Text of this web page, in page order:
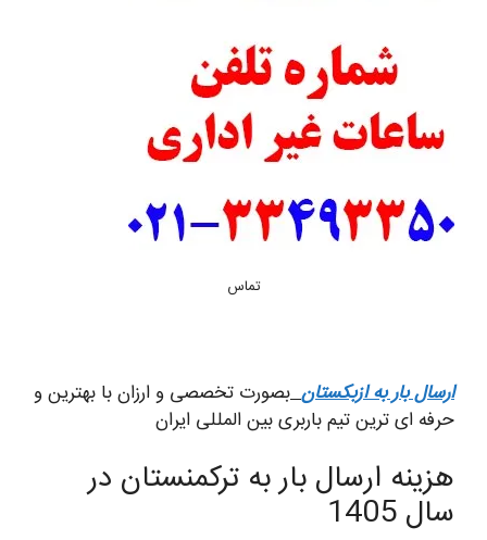
تماس
ارسال بار به ازبکستان بصورت تخصصی و ارزان با بهترین و
حرفه ای ترین تیم باربری بین المللی ایران
هزینه ارسال بار به ترکمنستان در
سال 1405